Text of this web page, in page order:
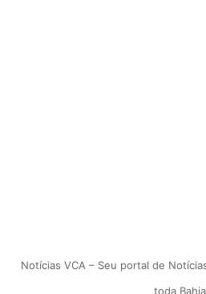
Notícias VCA – Seu portal de
toda Bahia